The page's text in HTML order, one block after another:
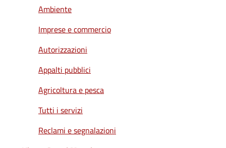
Ambiente
Imprese e commercio
Autorizzazioni
Appalti pubblici
Agricoltura e pesca
Tutti i servizi
Reclami e segnalazioni